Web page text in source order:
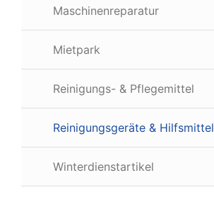
Maschinenreparatur
Mietpark
Reinigungs- & Pflegemittel
Reinigungsgeräte & Hilfsmittel
Winterdienstartikel